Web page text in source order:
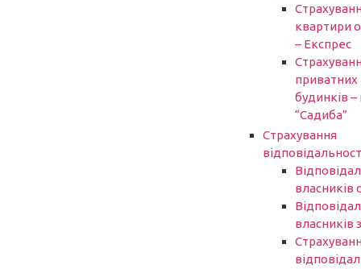
квартири
– Експрес
приватних
будинків –
“Садиба”
Страхування
власників
власників